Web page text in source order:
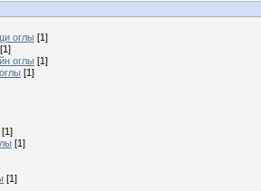
оглы [1]
[1]
оглы [1]
[1]
[1]
[1]
[1]